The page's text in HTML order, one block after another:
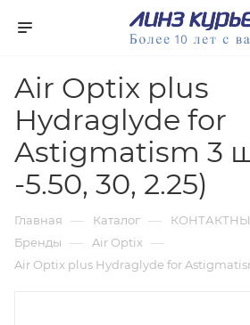
Air Optix plus
Hydraglyde for
Astigmatism 3
-5.50, 30, 2.25)
Главная — Каталог —
Бренды — Air Optix —
Air Optix plus Hydraglyde for